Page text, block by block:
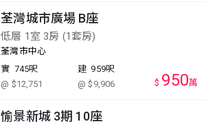
荃灣城市廣場 B座
低層 1室 3房 (1套房)
荃灣市中心
實 745呎
@ $12,751
建 959呎
@ $9,906
$ 950萬
愉景新城 3期 10座